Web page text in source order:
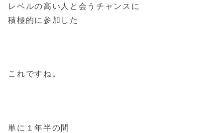
レベルの高い人と会うチャンスに
積極的に参加した
これですね。
単に１年半の間